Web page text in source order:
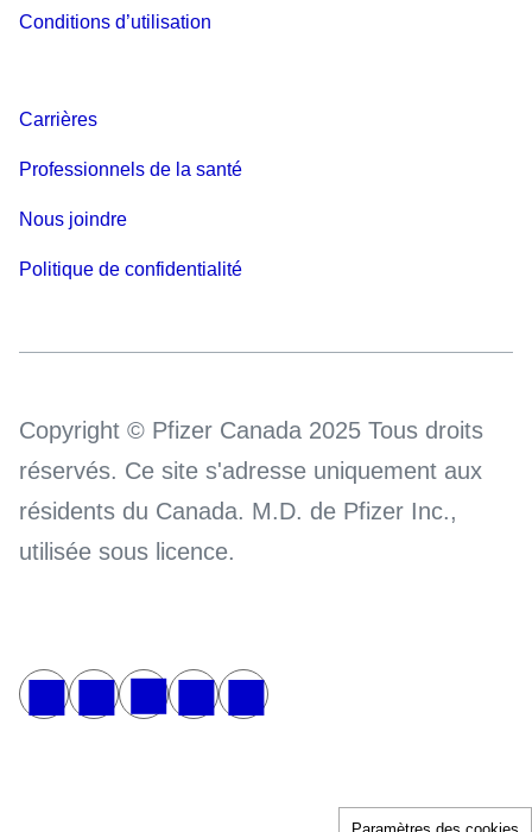
Conditions d’utilisation
Carrières
Professionnels de la santé
Nous joindre
Politique de confidentialité
Copyright © Pfizer Canada 2025 Tous droits
réservés. Ce site s'adresse uniquement aux
résidents du Canada. M.D. de Pfizer Inc.,
utilisée sous licence.